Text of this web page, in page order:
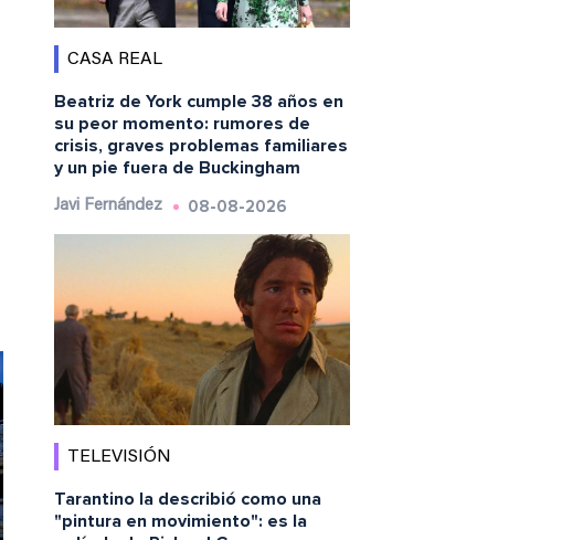
CASA REAL
Beatriz de York cumple 38 años en
su peor momento: rumores de
crisis, graves problemas familiares
y un pie fuera de Buckingham
Javi Fernández 08-08-2026
TELEVISIÓN
Tarantino la describió como una
"pintura en movimiento": es la